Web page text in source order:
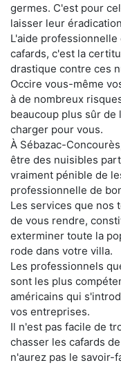
germes. C'est pour
laisser leur
L'aide
cafards, c'est la
drastique contre ces
Occire vous-même
à de nombreux
beaucoup plus sûr
charger pour vous.
À Sébazac-
être des nuisibles
vraiment pénible de
professionnelle de
Les services que nos
de vous rendre,
exterminer toute la
rode dans votre villa.
Les professionnels
sont les plus
américains qui
vos entreprises.
Il n'est pas facile de
chasser les cafards
n'aurez pas le savoir-